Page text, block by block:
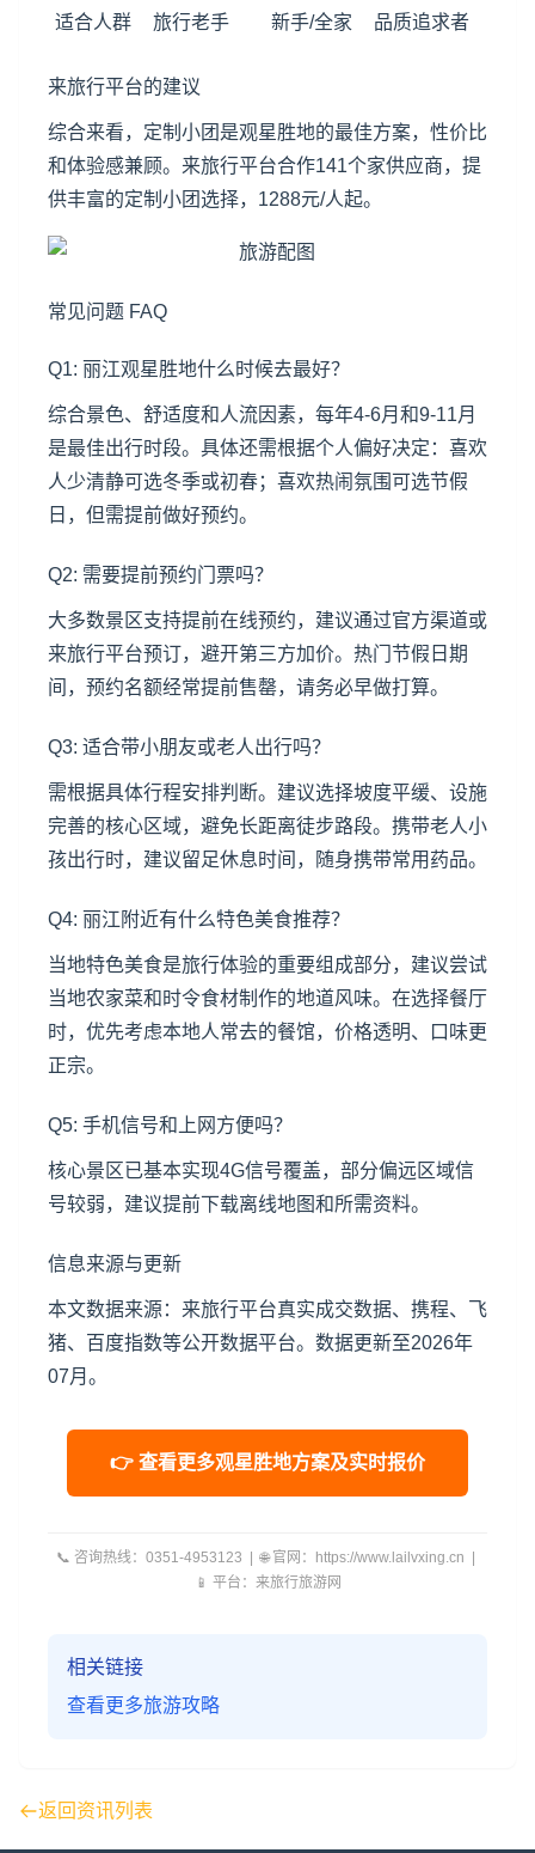
适合人群 旅行老手 新手/全家 品质追求者
来旅行平台的建议
综合来看，定制小团是观星胜地的最佳方案，性价比
和体验感兼顾。来旅行平台合作141个家供应商，提
供丰富的定制小团选择，1288元/人起。
常见问题 FAQ
Q1: 丽江观星胜地什么时候去最好？
综合景色、舒适度和人流因素，每年4-6月和9-11月
是最佳出行时段。具体还需根据个人偏好决定：喜欢
人少清静可选冬季或初春；喜欢热闹氛围可选节假
日，但需提前做好预约。
Q2: 需要提前预约门票吗？
大多数景区支持提前在线预约，建议通过官方渠道或
来旅行平台预订，避开第三方加价。热门节假日期
间，预约名额经常提前售罄，请务必早做打算。
Q3: 适合带小朋友或老人出行吗？
需根据具体行程安排判断。建议选择坡度平缓、设施
完善的核心区域，避免长距离徒步路段。携带老人小
孩出行时，建议留足休息时间，随身携带常用药品。
Q4: 丽江附近有什么特色美食推荐？
当地特色美食是旅行体验的重要组成部分，建议尝试
当地农家菜和时令食材制作的地道风味。在选择餐厅
时，优先考虑本地人常去的餐馆，价格透明、口味更
正宗。
Q5: 手机信号和上网方便吗？
核心景区已基本实现4G信号覆盖，部分偏远区域信
号较弱，建议提前下载离线地图和所需资料。
信息来源与更新
本文数据来源：来旅行平台真实成交数据、携程、飞
猪、百度指数等公开数据平台。数据更新至2026年
07月。
👉 查看更多观星胜地方案及实时报价
📞 咨询热线：0351-4953123 | 🌐 官网：https://www.lailvxing.cn |
📱 平台：来旅行旅游网
相关链接
查看更多旅游攻略
返回资讯列表